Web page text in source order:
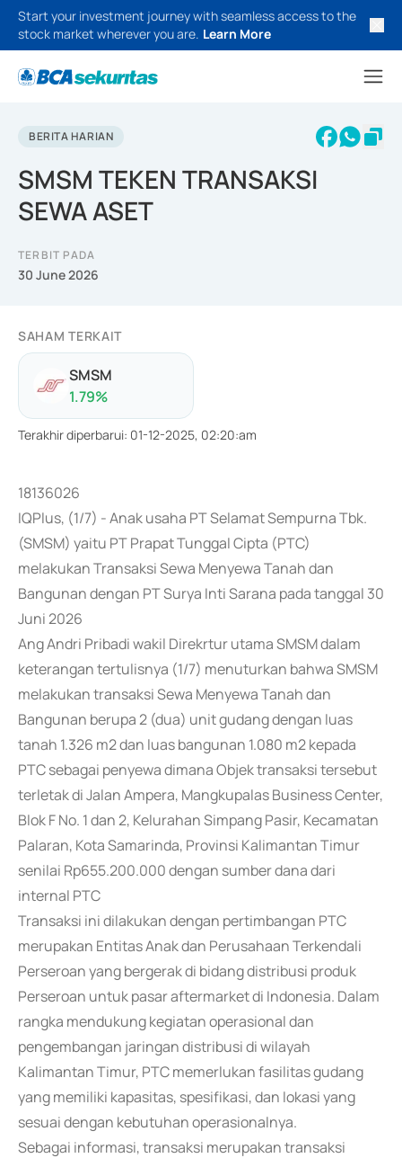
Start your investment journey with seamless access to the
stock market wherever you are. Learn More
BERITA HARIAN
SMSM TEKEN TRANSAKSI
SEWA ASET
TERBIT PADA
30 June 2026
SAHAM TERKAIT
SMSM
1.79%
Terakhir diperbarui: 01-12-2025, 02:20:am
18136026
IQPlus, (1/7) - Anak usaha PT Selamat Sempurna Tbk.
(SMSM) yaitu PT Prapat Tunggal Cipta (PTC)
melakukan Transaksi Sewa Menyewa Tanah dan
Bangunan dengan PT Surya Inti Sarana pada tanggal 30
Juni 2026
Ang Andri Pribadi wakil Direkrtur utama SMSM dalam
keterangan tertulisnya (1/7) menuturkan bahwa SMSM
melakukan transaksi Sewa Menyewa Tanah dan
Bangunan berupa 2 (dua) unit gudang dengan luas
tanah 1.326 m2 dan luas bangunan 1.080 m2 kepada
PTC sebagai penyewa dimana Objek transaksi tersebut
terletak di Jalan Ampera, Mangkupalas Business Center,
Blok F No. 1 dan 2, Kelurahan Simpang Pasir, Kecamatan
Palaran, Kota Samarinda, Provinsi Kalimantan Timur
senilai Rp655.200.000 dengan sumber dana dari
internal PTC
Transaksi ini dilakukan dengan pertimbangan PTC
merupakan Entitas Anak dan Perusahaan Terkendali
Perseroan yang bergerak di bidang distribusi produk
Perseroan untuk pasar aftermarket di Indonesia. Dalam
rangka mendukung kegiatan operasional dan
pengembangan jaringan distribusi di wilayah
Kalimantan Timur, PTC memerlukan fasilitas gudang
yang memiliki kapasitas, spesifikasi, dan lokasi yang
sesuai dengan kebutuhan operasionalnya.
Sebagai informasi, transaksi merupakan transaksi